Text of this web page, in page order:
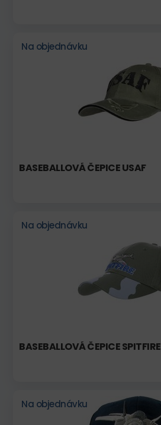
Na objednávku
BASEBALLOVÁ ČEPICE USAF
Na objednávku
BASEBALLOVÁ ČEPICE SPITFIRE
Na objednávku